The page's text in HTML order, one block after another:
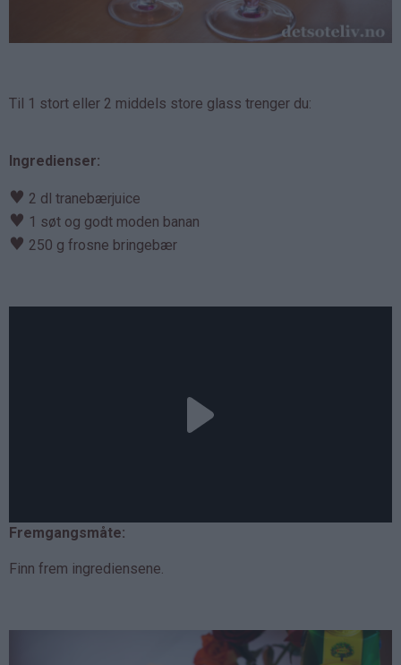
Til 1 stort eller 2 middels store glass trenger du:
Ingredienser:
♥ 2 dl tranebærjuice
♥ 1 søt og godt moden banan
♥ 250 g frosne bringebær
Fremgangsmåte:
Finn frem ingrediensene.